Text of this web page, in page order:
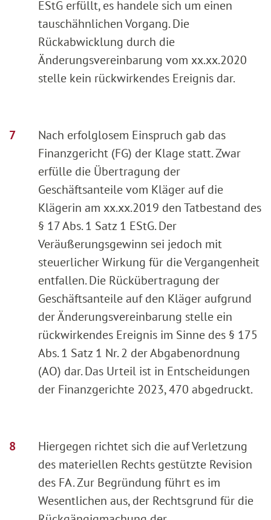
EStG erfüllt, es handele sich um einen
tauschähnlichen Vorgang. Die
Rückabwicklung durch die
Änderungsvereinbarung vom xx.xx.2020
stelle kein rückwirkendes Ereignis dar.
Nach erfolglosem Einspruch gab das
Finanzgericht (FG) der Klage statt. Zwar
erfülle die Übertragung der
Geschäftsanteile vom Kläger auf die
Klägerin am xx.xx.2019 den Tatbestand des
§ 17 Abs. 1 Satz 1 EStG. Der
Veräußerungsgewinn sei jedoch mit
steuerlicher Wirkung für die Vergangenheit
entfallen. Die Rückübertragung der
Geschäftsanteile auf den Kläger aufgrund
der Änderungsvereinbarung stelle ein
rückwirkendes Ereignis im Sinne des § 175
Abs. 1 Satz 1 Nr. 2 der Abgabenordnung
(AO) dar. Das Urteil ist in Entscheidungen
der Finanzgerichte 2023, 470 abgedruckt.
Hiergegen richtet sich die auf Verletzung
des materiellen Rechts gestützte Revision
des FA. Zur Begründung führt es im
Wesentlichen aus, der Rechtsgrund für die